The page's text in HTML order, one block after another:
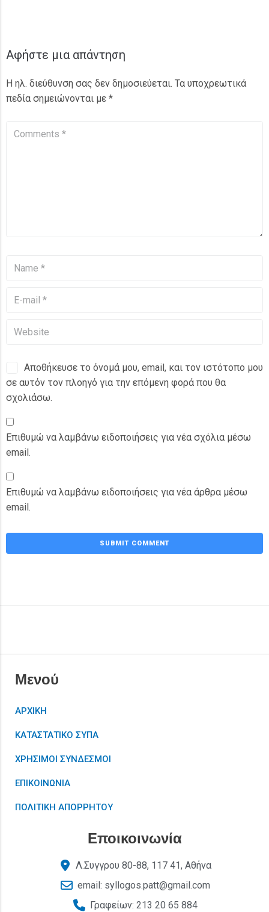
Αφήστε μια απάντηση
Η ηλ. διεύθυνση σας δεν δημοσιεύεται. Τα υποχρεωτικά
πεδία σημειώνονται με *
Αποθήκευσε το όνομά μου, email, και τον ιστότοπο μου
σε αυτόν τον πλοηγό για την επόμενη φορά που θα
σχολιάσω.
Επιθυμώ να λαμβάνω ειδοποιήσεις για νέα σχόλια μέσω
email.
Επιθυμώ να λαμβάνω ειδοποιήσεις για νέα άρθρα μέσω
email.
Μενού
ΑΡΧΙΚΗ
ΚΑΤΑΣΤΑΤΙΚΟ ΣΥΠΑ
ΧΡΗΣΙΜΟΙ ΣΥΝΔΕΣΜΟΙ
ΕΠΙΚΟΙΝΩΝΙΑ
ΠΟΛΙΤΙΚΗ ΑΠΟΡΡΗΤΟΥ
Εποικοινωνία
Λ.Συγγρου 80-88, 117 41, Αθήνα
email: syllogos.patt@gmail.com
Γραφείων: 213 20 65 884